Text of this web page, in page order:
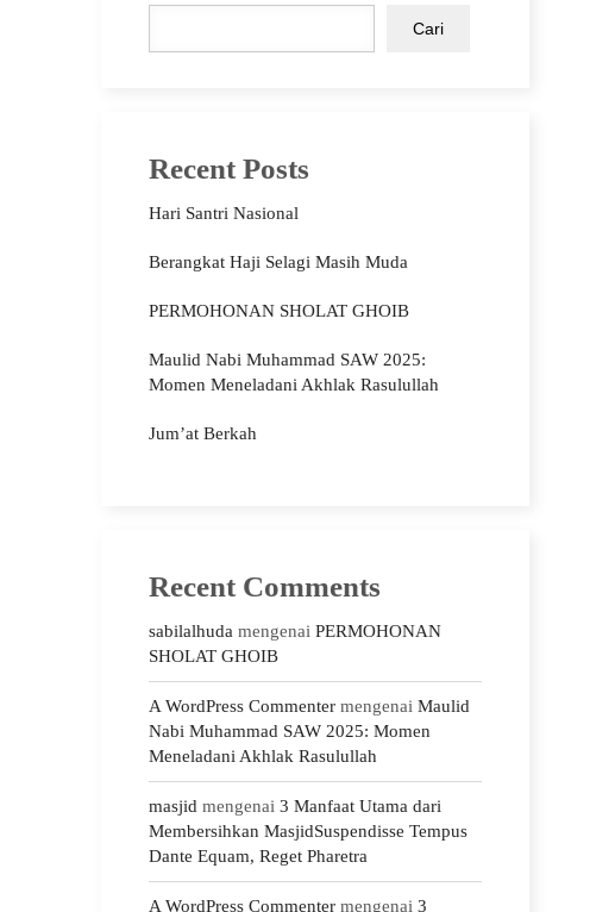
Cari
Recent Posts
Hari Santri Nasional
Berangkat Haji Selagi Masih Muda
PERMOHONAN SHOLAT GHOIB
Maulid Nabi Muhammad SAW 2025:
Momen Meneladani Akhlak Rasulullah
Jum’at Berkah
Recent Comments
sabilalhuda mengenai PERMOHONAN
SHOLAT GHOIB
A WordPress Commenter mengenai Maulid
Nabi Muhammad SAW 2025: Momen
Meneladani Akhlak Rasulullah
masjid mengenai 3 Manfaat Utama dari
Membersihkan MasjidSuspendisse Tempus
Dante Equam, Reget Pharetra
A WordPress Commenter mengenai 3